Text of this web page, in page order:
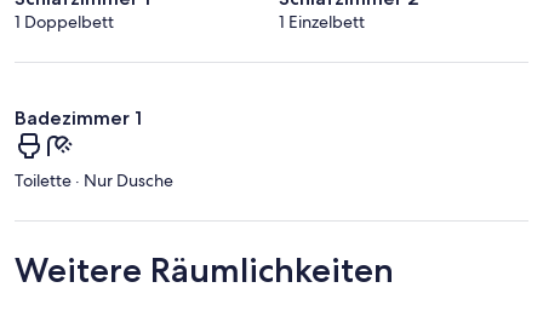
1 Doppelbett 1 Einzelbett
Badezimmer 1
Toilette · Nur Dusche
Weitere Räumlichkeiten